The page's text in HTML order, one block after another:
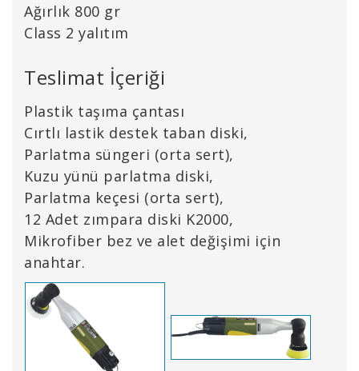
Ağırlık 800 gr
Class 2 yalıtım
Teslimat İçeriği
Plastik taşıma çantası
Cırtlı lastik destek taban diski,
Parlatma süngeri (orta sert),
Kuzu yünü parlatma diski,
Parlatma keçesi (orta sert),
12 Adet zımpara diski K2000,
Mikrofiber bez ve alet değişimi için
anahtar.